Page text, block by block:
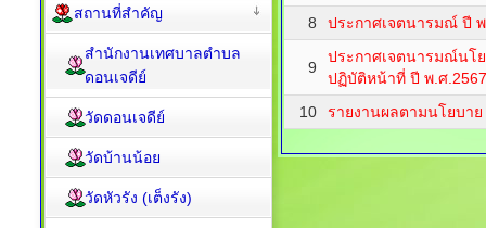
8
ประกาศเจตนารมณ์ ปี
9
ประกาศเจตนารมณ์นโย
ปฏิบัติหน้าที่ ปี พ.ศ.2567
10
รายงานผลตามนโยบาย
สถานที่สำคัญ
สำนักงานเทศบาลตำบล
ดอนเจดีย์
วัดดอนเจดีย์
วัดบ้านน้อย
วัดหัวรัง (เต็งรัง)